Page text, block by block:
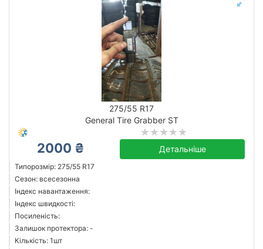
275/55 R17
General Tire Grabber ST
2000 ₴ Детальніше
Типорозмір: 275/55 R17
Сезон: всесезонна
Індекс навантаження:
Індекс швидкості:
Посиленість:
Залишок протектора: -
Кількість: 1шт